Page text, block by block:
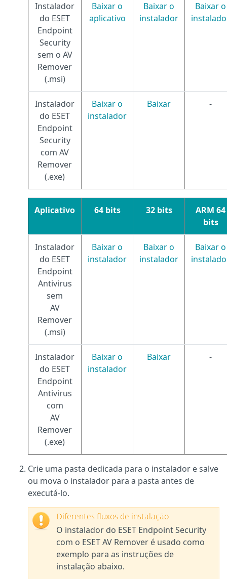
Instalador
do ESET
Endpoint
Security
sem o AV
Remover
(.msi)
Baixar o
aplicativo
Baixar o
instalador
Baixar o
Instalador
do ESET
Endpoint
Security
com AV
Remover
(.exe)
Baixar o
instalador
Baixar -
Aplicativo 64 bits 32 bits
ARM 64
bits
Instalador
do ESET
Endpoint
Antivirus
sem
AV
Remover
(.msi)
Baixar o
instalador
Baixar o
instalador
Baixar o
Instalador
do ESET
Endpoint
Antivirus
com
AV
Remover
(.exe)
Baixar o
instalador
Baixar -
Crie uma pasta dedicada para o instalador e salve
ou mova o instalador para a pasta antes de
executá-lo.
Diferentes fluxos de instalação
O instalador do ESET Endpoint Security
com o ESET AV Remover é usado como
exemplo para as instruções de
instalação abaixo.